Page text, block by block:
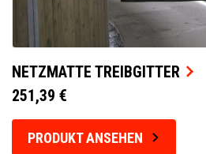
NETZMATTE TREIBGITTER
251,39 €
PRODUKT ANSEHEN